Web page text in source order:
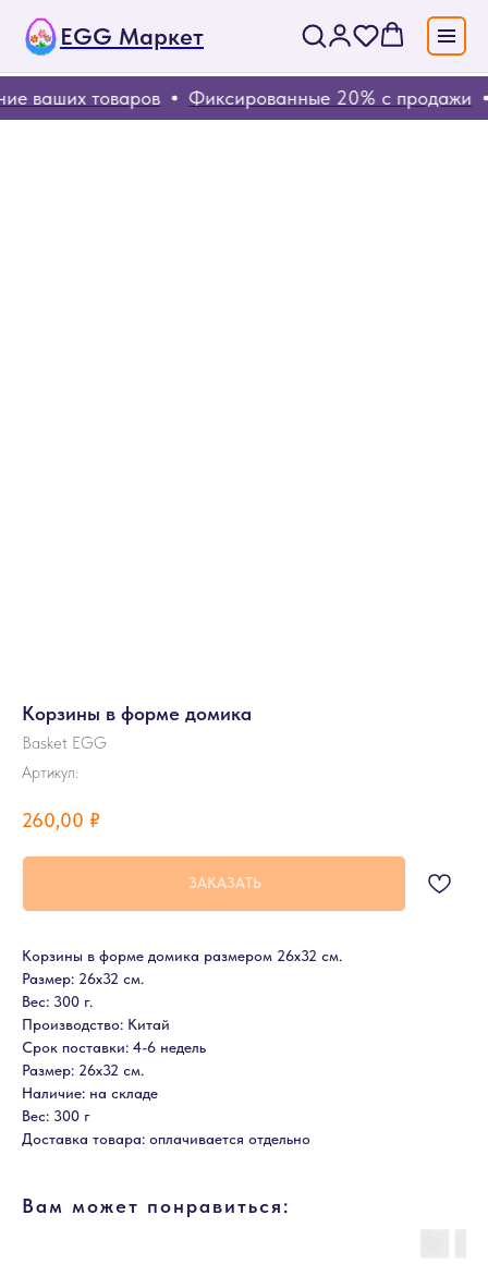
EGG Маркет
ваших товаров Фиксированные 20% с продажи
Корзины в форме домика
Basket EGG
Артикул:
260,00 ₽
ЗАКАЗАТЬ
Корзины в форме домика размером 26х32 см.
Размер: 26х32 см.
Вес: 300 г.
Производство: Китай
Срок поставки: 4-6 недель
Размер: 26х32 см.
Наличие: на складе
Вес: 300 г
Доставка товара: оплачивается отдельно
Вам может понравиться: